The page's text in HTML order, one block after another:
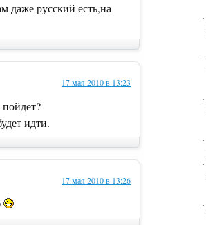
даже русский есть,на
17 мая 2010 в 13:23
идти.
17 мая 2010 в 13:26